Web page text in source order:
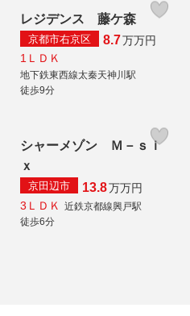
レジデンス 藤ケ森
京都市右京区 8.7万万円
1ＬＤＫ
地下鉄東西線太秦天神川駅
徒歩9分
シャーメゾン Ｍ－ｓｉ
ｘ
京田辺市 13.8万万円
3ＬＤＫ
近鉄京都線興戸駅
徒歩6分